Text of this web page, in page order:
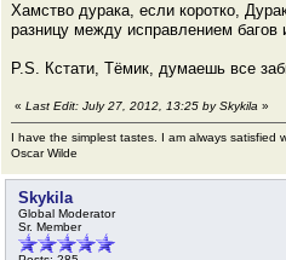
Хамство дурака, если коротко,
разницу между исправлением
P.S. Кстати, Тёмик, думаешь все
« Last Edit: July 27, 2012, 13:25 by Skykila »
I have the simplest tastes. I am always satisfied
Oscar Wilde
Skykila
Global Moderator
Sr. Member